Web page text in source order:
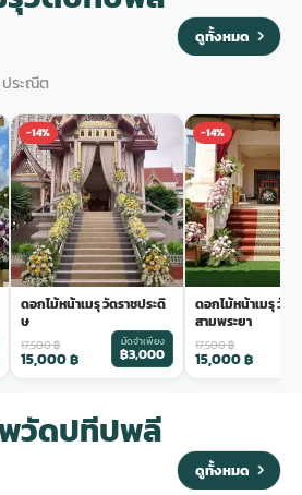
ประณีต
ดูทั้งหมด
-14%
ดอกไม้หน้าเมรุ วัดราชประดิ
ษ
17,500฿
15,000฿
มัดจำเพียง
฿3,000
-14%
ดอกไม้หน้าเมรุ วัด
สามพระยา
17,500฿
15,000฿
วัดปทีปพลี
ดูทั้งหมด